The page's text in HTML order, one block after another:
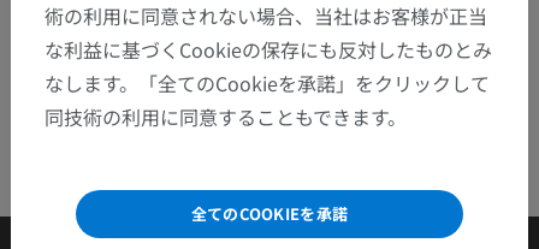
術の利用に同意されない場合、当社はお客様が正当
な利益に基づくCookieの保存にも反対したものとみ
なします。「全てのCookieを承諾」をクリックして
同技術の利用に同意することもできます。
全てのCOOKIEを承諾